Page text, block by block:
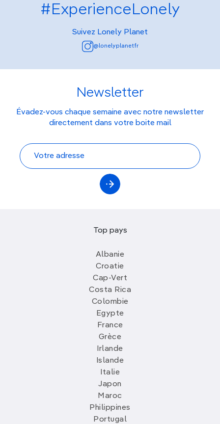
#ExperienceLonely
Suivez Lonely Planet
@lonelyplanetfr
Newsletter
Évadez-vous chaque semaine avec notre newsletter
directement dans votre boite mail
Top pays
Albanie
Croatie
Cap-Vert
Costa Rica
Colombie
Egypte
France
Grèce
Irlande
Islande
Italie
Japon
Maroc
Philippines
Portugal